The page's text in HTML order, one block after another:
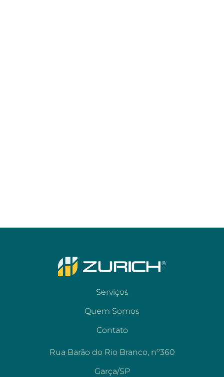
Serviços
Quem Somos
Contato
Rua Barão do Rio Branco, nº360
Garça/SP